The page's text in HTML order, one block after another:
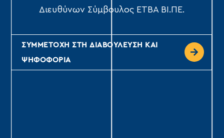
Διευθύνων Σύμβουλος ΕΤΒΑ ΒΙ.ΠΕ.
ΣΥΜΜΕΤΟΧΗ ΣΤΗ ΔΙΑΒΟΥΛΕΥΣΗ ΚΑΙ
ΨΗΦΟΦΟΡΙΑ